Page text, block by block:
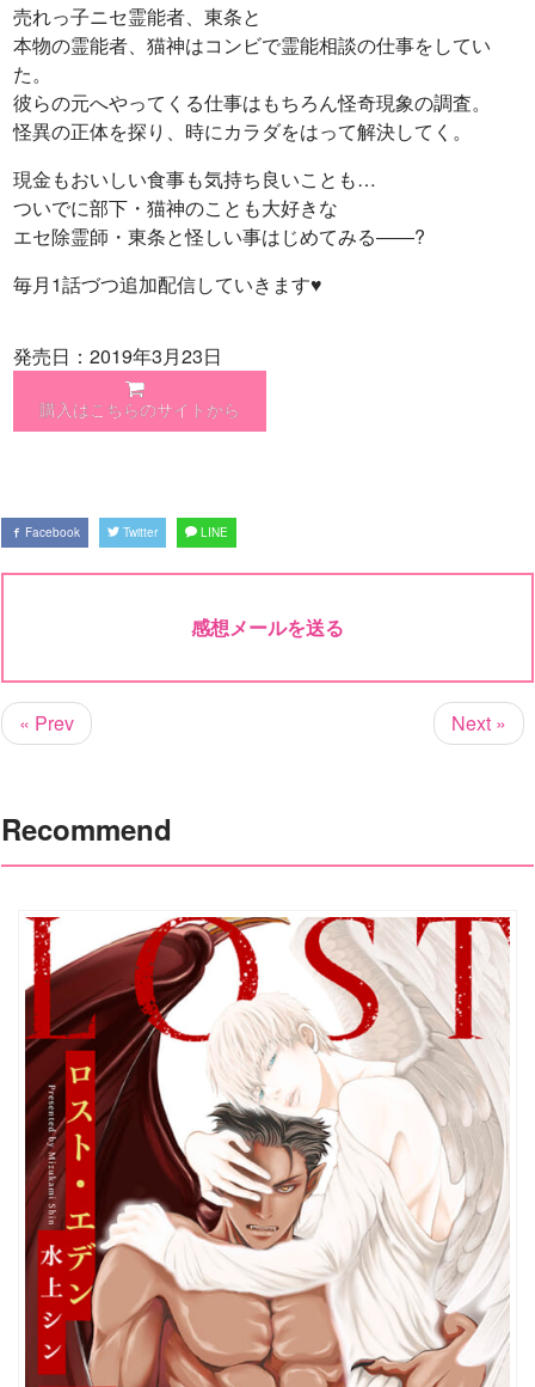
売れっ子ニセ霊能者、東条と
本物の霊能者、猫神はコンビで霊能相談の仕事をしてい
た。
彼らの元へやってくる仕事はもちろん怪奇現象の調査。
怪異の正体を探り、時にカラダをはって解決してく。
現金もおいしい食事も気持ち良いことも…
ついでに部下・猫神のことも大好きな
エセ除霊師・東条と怪しい事はじめてみる――?
毎月1話づつ追加配信していきます♥
発売日：2019年3月23日
購入はこちらのサイトから
Facebook Twitter LINE
感想メールを送る
« Prev Next »
Recommend